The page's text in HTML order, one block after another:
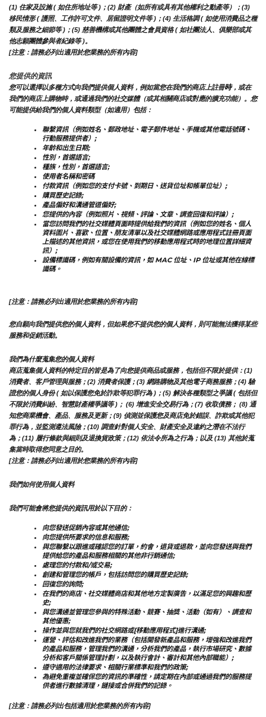
(1) 住家及設施 ( 如住所地址等 )；(2) 財產（如所有或具有其他權利之動產等）；(3)
移民情形 ( 護照、工作許可文件、居留證明文件等 )；(4) 生活格調 ( 如使用消費品之種
類及服務之細節等 )；(5) 慈善機構或其他團體之會員資格 ( 如社團法人、俱樂部或其
他志願團體參與者紀錄等 )。
[注意：請務必列出適用於您業務的所有內容]
您提供的資訊
您可以選擇以多種方式向我們提供個人資料，例如當您在我們的商店上註冊時，或在
我們的商店上購物時，或通過我們的社交媒體（或其相關商店或對應的擴充功能）。您
可能提供給我們的個人資料類型（如適用）包括：
聯繫資訊（例如姓名、郵政地址、電子郵件地址、手機或其他電話號碼、
行動服務提供者）;
年齡和出生日期;
性別，首選語言;
種族，性別，首選語言;
使用者名稱和密碼
付款資訊（例如您的支付卡號、到期日、送貨位址和帳單位址）;
購買歷史記錄;
產品偏好和溝通管道偏好;
您提供的內容（例如照片、視頻、評論、文章、調查回復和評論）;
當您訪問我們的社交媒體頁面時提供給我們的資訊（例如您的姓名、個人
資料圖片、喜歡、位置、朋友清單以及社交媒體網路或應用程式註冊頁面
上描述的其他資訊，或您在使用我們的移動應用程式時的地理位置詳細資
訊）;
設備標識碼，例如有關設備的資訊，如 MAC 位址、IP 位址或其他在線標
識碼。
[注意：請務必列出適用於您業務的所有內容]
您自願向我們提供您的個人資料，但如果您不提供您的個人資料，則可能無法獲得某些
服務和促銷活動。
我們為什麼蒐集您的個人資料
商店蒐集個人資料的特定目的皆是為了向您提供商品或服務，包括但不限於提供：(1)
消費者、客戶管理與服務；(2) 消費者保護；(3) 網路購物及其他電子商務服務；(4) 驗
證您的個人身份 ( 如以保護您免於詐欺等犯罪行為 )；(5) 解決各種類型之爭議 ( 包括但
不限於消費糾紛、智慧財產權爭議等 )； (6) 增進安全交易行為；(7) 收取債務； (8) 通
知您商業機會、產品、服務及更新；(9) 偵測並保護您及商店免於錯誤、詐欺或其他犯
罪行為，並監測遵法風險；(10) 調查針對個人安全、財產安全及違約之潛在不法行
為；(11) 履行條款與細則及退換貨政策；(12) 依法令所為之行為；以及 (13) 其他於蒐
集當時取得您同意之目的。
[注意：請務必列出適用於您業務的所有內容]
我們如何使用個人資料
我們可能會將您提供的資訊用於以下目的：
向您發送促銷內容或其他通信;
向您提供所要求的信息和服務;
與您聯繫以跟進或確認您的訂單，約會，退貨或退款，並向您發送與我們
提供給您的產品和服務相關的其他非行銷通信;
處理您的付款和/或交易;
創建和管理您的帳戶，包括訪問您的購買歷史記錄;
回復您的詢問;
在我們的商店、社交媒體商店和其他地方定製廣告，以滿足您的興趣和歷
史;
與您溝通並管理您參與的特殊活動、競賽、抽獎、活動（如有）、調查和
其他優惠;
操作並與您就我們的社交網路或[移動應用程式]進行溝通;
運營、評估和改進我們的業務（包括開發新產品和服務，增強和改進我們
的產品和服務，管理我們的溝通，分析我們的產品，執行市場研究、數據
分析和客戶關係管理計劃，以及執行會計、審計和其他內部職能）;
遵守適用的法律要求、相關行業標準和我們的政策;
為避免重複並確保您的資訊的準確性，請定期在內部或通過我們的服務提
供者進行數據清理，鏈接或合併我們的記錄。
[注意：請務必列出包括適用於您業務的所有內容]